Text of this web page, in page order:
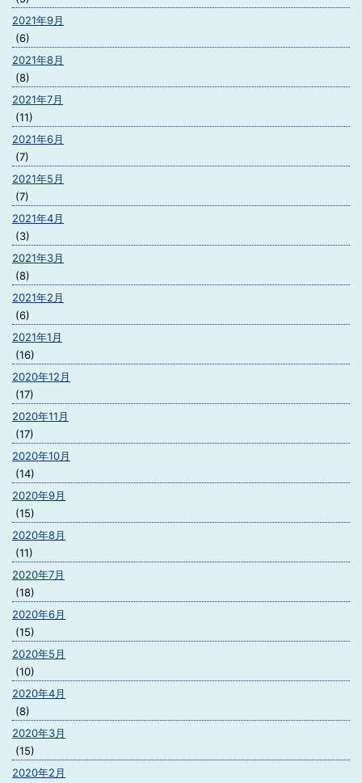
2021年9月
(6)
2021年8月
(8)
2021年7月
(11)
2021年6月
(7)
2021年5月
(7)
2021年4月
(3)
2021年3月
(8)
2021年2月
(6)
2021年1月
(16)
2020年12月
(17)
2020年11月
(17)
2020年10月
(14)
2020年9月
(15)
2020年8月
(11)
2020年7月
(18)
2020年6月
(15)
2020年5月
(10)
2020年4月
(8)
2020年3月
(15)
2020年2月